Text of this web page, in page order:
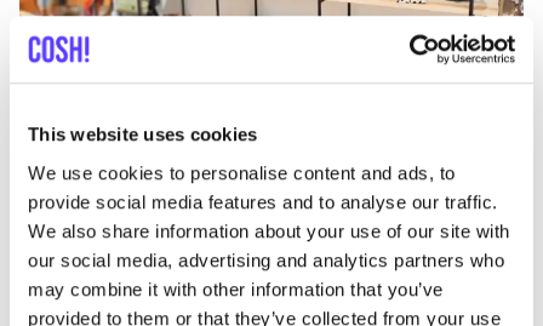
This website uses cookies
We use cookies to personalise content and ads, to
provide social media features and to analyse our traffic.
We also share information about your use of our site with
our social media, advertising and analytics partners who
may combine it with other information that you’ve
provided to them or that they’ve collected from your use
Nico Taeymans Bruges
Sint-Amandsstraat 15, Brugge